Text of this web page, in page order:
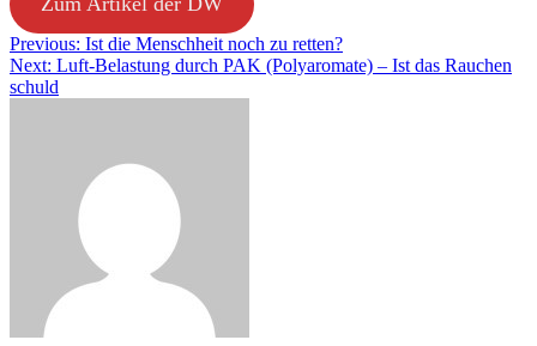
Beitragsnavigation
Previous: Ist die Menschheit noch zu retten?
Next: Luft-Belastung durch PAK (Polyaromate) – Ist das Rauchen
schuld